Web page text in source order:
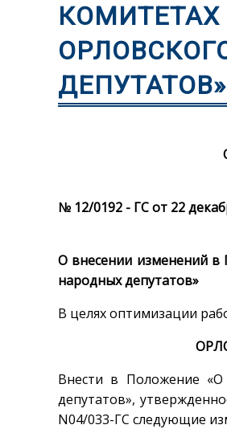
ДЕПУТАТОВ»
№ 12/0192 - ГС от 22
О внесении изменений в
народных депутатов»
В целях оптимизации
Внести в Положение «О
депутатов»,
N04/033-ГС следующие